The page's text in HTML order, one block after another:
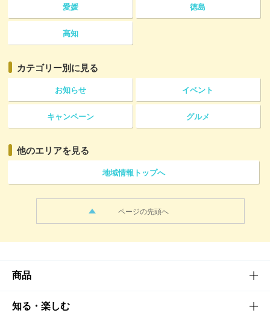
愛媛 徳島
高知
カテゴリー別に見る
お知らせ イベント
キャンペーン グルメ
他のエリアを見る
地域情報トップへ
ページの先頭へ
商品
商品TOP
知る・楽しむ